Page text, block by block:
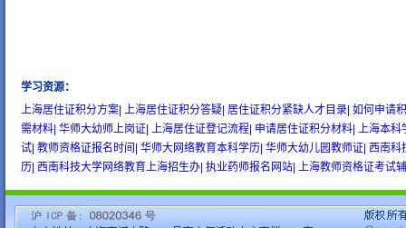
学习资源：
上海居住证积分方案| 上海居住证积分答疑| 居住证积分紧缺人才目录| 如何申请
需材料| 华师大幼师上岗证| 上海居住证登记流程| 申请居住证积分材料| 上海本科
试| 教师资格证报名时间| 华师大网络教育本科学历| 华师大幼儿园教师证| 西南科
历| 西南科技大学网络教育上海招生办| 执业药师报名网站| 上海教师资格证考试